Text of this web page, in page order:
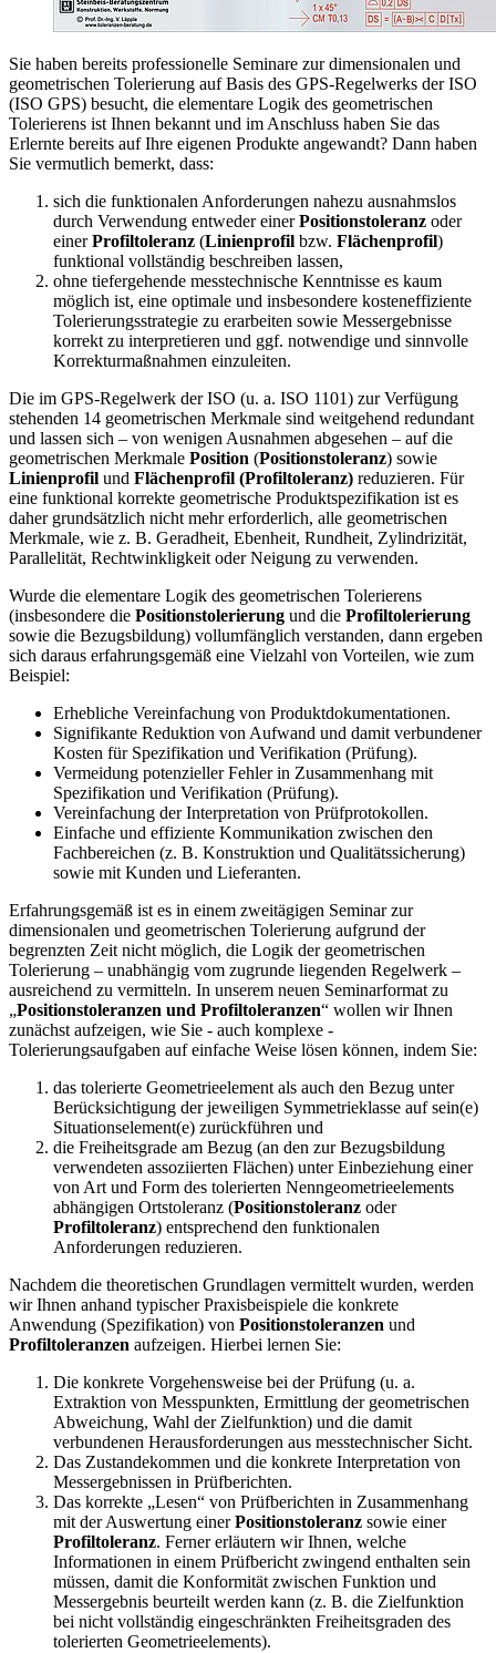
Sie haben bereits professionelle Seminare zur dimensionalen und
geometrischen Tolerierung auf Basis des GPS-Regelwerks der ISO
(ISO GPS) besucht, die elementare Logik des geometrischen
Tolerierens ist Ihnen bekannt und im Anschluss haben Sie das
Erlernte bereits auf Ihre eigenen Produkte angewandt? Dann haben
Sie vermutlich bemerkt, dass:
sich die funktionalen Anforderungen nahezu ausnahmslos
durch Verwendung entweder einerPositionstoleranz oder
einerProfiltoleranz (Linienprofil bzw. Flächenprofil)
funktional vollständig beschreiben lassen,
ohne tiefergehende messtechnische Kenntnisse es kaum
möglich ist, eine optimale und insbesondere kosteneffiziente
Tolerierungsstrategie zu erarbeiten sowie Messergebnisse
korrekt zu interpretieren und ggf. notwendige und sinnvolle
Korrekturmaßnahmen einzuleiten.
Die im GPS-Regelwerk der ISO (u. a. ISO 1101) zur Verfügung
stehenden 14 geometrischen Merkmale sind weitgehend redundant
und lassen sich – von wenigen Ausnahmen abgesehen – auf die
geometrischen Merkmale Position (Positionstoleranz) sowie
Linienprofil und Flächenprofil (Profiltoleranz) reduzieren. Für
eine funktional korrekte geometrische Produktspezifikation ist es
daher grundsätzlich nicht mehr erforderlich, alle geometrischen
Merkmale, wie z. B. Geradheit, Ebenheit, Rundheit, Zylindrizität,
Parallelität, Rechtwinkligkeit oder Neigung zu verwenden.
Wurde die elementare Logik des geometrischen Tolerierens
(insbesondere die Positionstolerierung und die Profiltolerierung
sowie die Bezugsbildung) vollumfänglich verstanden, dann ergeben
sich daraus erfahrungsgemäß eine Vielzahl von Vorteilen, wie zum
Beispiel:
Erhebliche Vereinfachung von Produktdokumentationen.
Signifikante Reduktion von Aufwand und damit verbundener
Kosten für Spezifikation und Verifikation (Prüfung).
Vermeidung potenzieller Fehler in Zusammenhang mit
Spezifikation und Verifikation (Prüfung).
Vereinfachung der Interpretation von Prüfprotokollen.
Einfache und effiziente Kommunikation zwischen den
Fachbereichen (z. B. Konstruktion und Qualitätssicherung)
sowie mit Kunden und Lieferanten.
Erfahrungsgemäß ist es in einem zweitägigen Seminar zur
dimensionalen und geometrischen Tolerierung aufgrund der
begrenzten Zeit nicht möglich, die Logik der geometrischen
Tolerierung – unabhängig vom zugrunde liegenden Regelwerk –
ausreichend zu vermitteln. In unserem neuen Seminarformat zu
„Positionstoleranzen und Profiltoleranzen“ wollen wir Ihnen
zunächst aufzeigen, wie Sie - auch komplexe -
Tolerierungsaufgaben auf einfache Weise lösen können, indem Sie:
das tolerierte Geometrieelement als auch den Bezug unter
Berücksichtigung der jeweiligen Symmetrieklasse auf sein(e)
Situationselement(e) zurückführen und
die Freiheitsgrade am Bezug (an den zur Bezugsbildung
verwendeten assoziierten Flächen) unter Einbeziehung einer
von Art und Form des tolerierten Nenngeometrieelements
abhängigen Ortstoleranz (Positionstoleranz oder
Profiltoleranz) entsprechend den funktionalen
Anforderungen reduzieren.
Nachdem die theoretischen Grundlagen vermittelt wurden, werden
wir Ihnen anhand typischer Praxisbeispiele die konkrete
Anwendung (Spezifikation) von Positionstoleranzen und
Profiltoleranzen aufzeigen. Hierbei lernen Sie:
Die konkrete Vorgehensweise bei der Prüfung (u. a.
Extraktion von Messpunkten, Ermittlung der geometrischen
Abweichung, Wahl der Zielfunktion) und die damit
verbundenen Herausforderungen aus messtechnischer Sicht.
Das Zustandekommen und die konkrete Interpretation von
Messergebnissen in Prüfberichten.
Das korrekte „Lesen“ von Prüfberichten in Zusammenhang
mit der Auswertung einerPositionstoleranz sowie einer
Profiltoleranz. Ferner erläutern wir Ihnen, welche
Informationen in einem Prüfbericht zwingend enthalten sein
müssen, damit die Konformität zwischen Funktion und
Messergebnis beurteilt werden kann (z. B. die Zielfunktion
bei nicht vollständig eingeschränkten Freiheitsgraden des
tolerierten Geometrieelements).